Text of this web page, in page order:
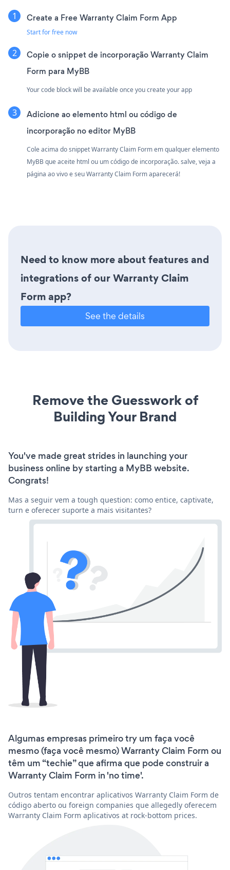
Create a Free Warranty Claim Form App
Start for free now
Copie o snippet de incorporação Warranty Claim
Form para MyBB
Your code block will be available once you create your app
Adicione ao elemento html ou código de
incorporação no editor MyBB
Cole acima do snippet Warranty Claim Form em qualquer elemento
MyBB que aceite html ou um código de incorporação. salve, veja a
página ao vivo e seu Warranty Claim Form aparecerá!
Need to know more about features and
integrations of our Warranty Claim
Form app?
See the details
Remove the Guesswork of
Building Your Brand
You've made great strides in launching your
business online by starting a MyBB website.
Congrats!
Mas a seguir vem a tough question: como entice, captivate,
turn e oferecer suporte a mais visitantes?
Algumas empresas primeiro try um faça você
mesmo (faça você mesmo) Warranty Claim Form ou
têm um “techie” que afirma que pode construir a
Warranty Claim Form in 'no time'.
Outros tentam encontrar aplicativos Warranty Claim Form de
código aberto ou foreign companies que allegedly oferecem
Warranty Claim Form aplicativos at rock-bottom prices.